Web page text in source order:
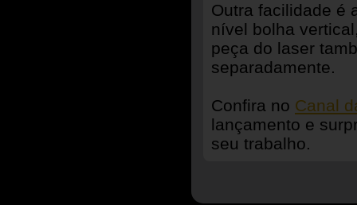
Outra facilidade é
nível bolha
peça do laser
separadamente.
Confira no Canal
lançamento e
seu trabalho.